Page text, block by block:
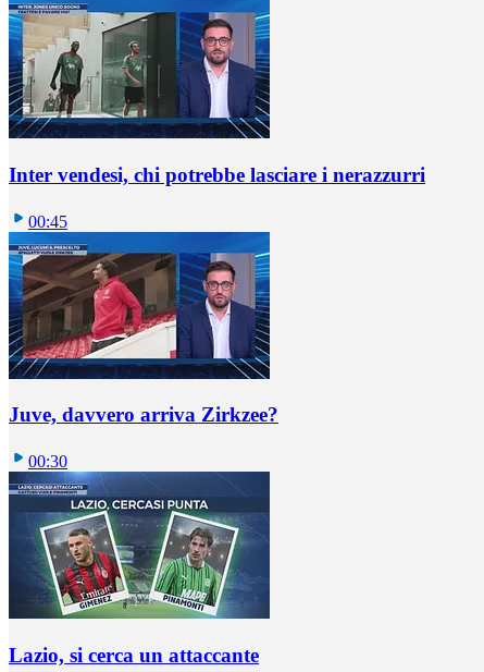
Inter vendesi, chi potrebbe lasciare i nerazzurri
00:45
Juve, davvero arriva Zirkzee?
00:30
Lazio, si cerca un attaccante